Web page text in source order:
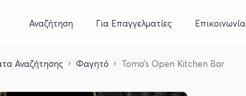
Αναζήτηση Για Επαγγελματίες Επικοινωνία
Αναζήτησης Φαγητό Tomo’s Open Kitchen Bar